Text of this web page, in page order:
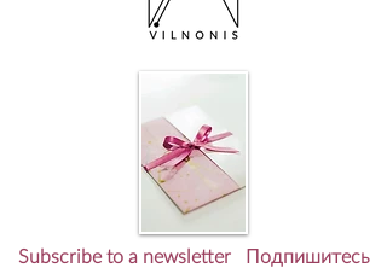
Subscribe to a newsletter Подпишитесь